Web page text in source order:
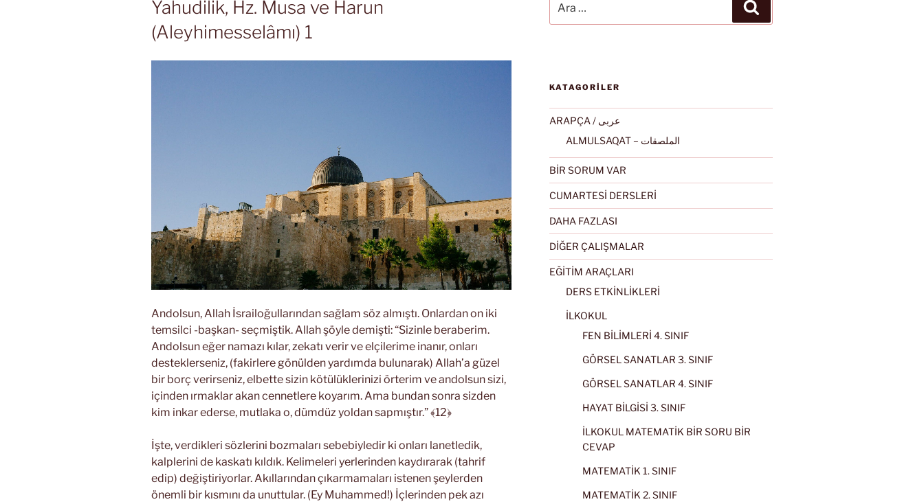
Yahudilik, Hz. Musa ve Harun
(Aleyhimesselâmı) 1
Andolsun, Allah İsrailoğullarından sağlam söz almıştı. Onlardan on iki
temsilci -başkan- seçmiştik. Allah şöyle demişti: “Sizinle beraberim.
Andolsun eğer namazı kılar, zekatı verir ve elçilerime inanır, onları
desteklerseniz, (fakirlere gönülden yardımda bulunarak) Allah’a güzel
bir borç verirseniz, elbette sizin kötülüklerinizi örterim ve andolsun sizi,
içinden ırmaklar akan cennetlere koyarım. Ama bundan sonra sizden
kim inkar ederse, mutlaka o, dümdüz yoldan sapmıştır.” ﴾12﴿
İşte, verdikleri sözlerini bozmaları sebebiyledir ki onları lanetledik,
kalplerini de kaskatı kıldık. Kelimeleri yerlerinden kaydırarak (tahrif
edip) değiştiriyorlar. Akıllarından çıkarmamaları istenen şeylerden
önemli bir kısmını da unuttular. (Ey Muhammed!) İçlerinden pek azı
KATAGORİLER
ARAPÇA / عربى
ALMULSAQAT – الملصقات
BİR SORUM VAR
CUMARTESİ DERSLERİ
DAHA FAZLASI
DİĞER ÇALIŞMALAR
EĞİTİM ARAÇLARI
DERS ETKİNLİKLERİ
İLKOKUL
FEN BİLİMLERİ 4. SINIF
GÖRSEL SANATLAR 3. SINIF
GÖRSEL SANATLAR 4. SINIF
HAYAT BİLGİSİ 3. SINIF
İLKOKUL MATEMATİK BİR SORU BİR
CEVAP
MATEMATİK 1. SINIF
MATEMATİK 2. SINIF